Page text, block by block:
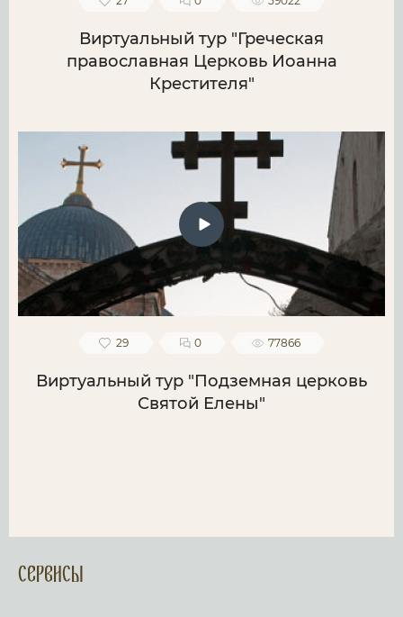
Виртуальный тур "Греческая
православная Церковь Иоанна
Крестителя"
29 0 77866
Виртуальный тур "Подземная церковь
Святой Елены"
Сервисы